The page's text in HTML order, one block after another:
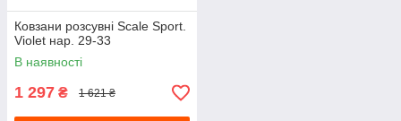
Ковзани розсувні Scale Sport.
Violet нар. 29-33
В наявності
1 297 ₴ 1 621 ₴